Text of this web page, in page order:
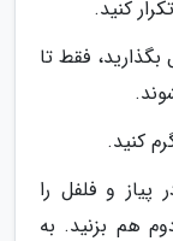
بگذارید، فقط تا
پیاز و فلفل را
هم بزنید. به